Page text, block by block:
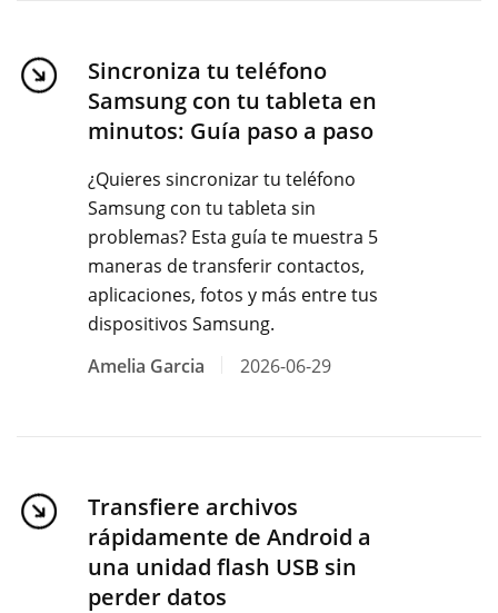
Sincroniza tu teléfono
Samsung con tu tableta en
minutos: Guía paso a paso
¿Quieres sincronizar tu teléfono
Samsung con tu tableta sin
problemas? Esta guía te muestra 5
maneras de transferir contactos,
aplicaciones, fotos y más entre tus
dispositivos Samsung.
Amelia Garcia
2026-06-29
Transfiere archivos
rápidamente de Android a
una unidad flash USB sin
perder datos